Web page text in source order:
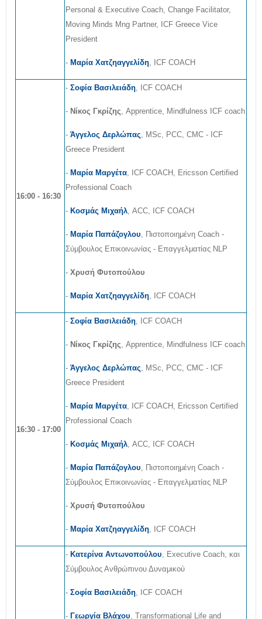
Personal & Executive Coach, Change Facilitator,
Moving Minds Mng Partner, ICF Greece Vice
President
- Μαρία Χατζηαγγελίδη, ICF COACH
16:00 - 16:30
- Σοφία Βασιλειάδη, ICF COACH
- Νίκος Γκρίζης, Apprentice, Mindfulness ICF coach
- Άγγελος Δερλώπας, MSc, PCC, CMC - ICF
Greece President
- Μαρία Μαργέτα, ICF COACH, Ericsson Certified
Professional Coach
- Κοσμάς Μιχαήλ, ACC, ICF COACH
- Μαρία Παπάζογλου, Πιστοποιημένη Coach -
Σύμβουλος Επικοινωνίας - Επαγγελματίας ΝLP
- Χρυσή Φυτοπούλου
- Μαρία Χατζηαγγελίδη, ICF COACH
16:30 - 17:00
- Σοφία Βασιλειάδη, ICF COACH
- Νίκος Γκρίζης, Apprentice, Mindfulness ICF coach
- Άγγελος Δερλώπας, MSc, PCC, CMC - ICF
Greece President
- Μαρία Μαργέτα, ICF COACH, Ericsson Certified
Professional Coach
- Κοσμάς Μιχαήλ, ACC, ICF COACH
- Μαρία Παπάζογλου, Πιστοποιημένη Coach -
Σύμβουλος Επικοινωνίας - Επαγγελματίας ΝLP
- Χρυσή Φυτοπούλου
- Μαρία Χατζηαγγελίδη, ICF COACH
- Κατερίνα Αντωνοπούλου, Executive Coach, και
Σύμβουλος Ανθρώπινου Δυναμικού
- Σοφία Βασιλειάδη, ICF COACH
- Γεωργία Βλάχου, Transformational Life and